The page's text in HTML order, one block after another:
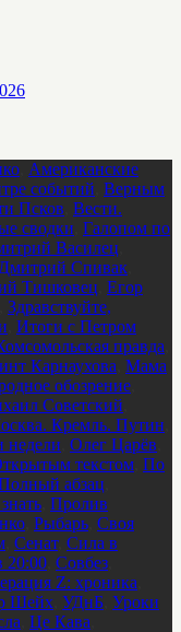
Американские
событий Верным
Псков Вести.
сводки Галопом по
Василец
Дмитрий Спивак
Тишковец Егор
Здравствуйте,
Итоги с Петром
правда
Карнаухова Мама
обозрение
Советский
Кремль. Путин
недели Олег Царёв
текстом По
абзац
Пролив
Рыбарь Своя
Сенат, Сила в
20:00 Совбез
Z: хроника
Шейх УДнБ Уроки
Це Кава